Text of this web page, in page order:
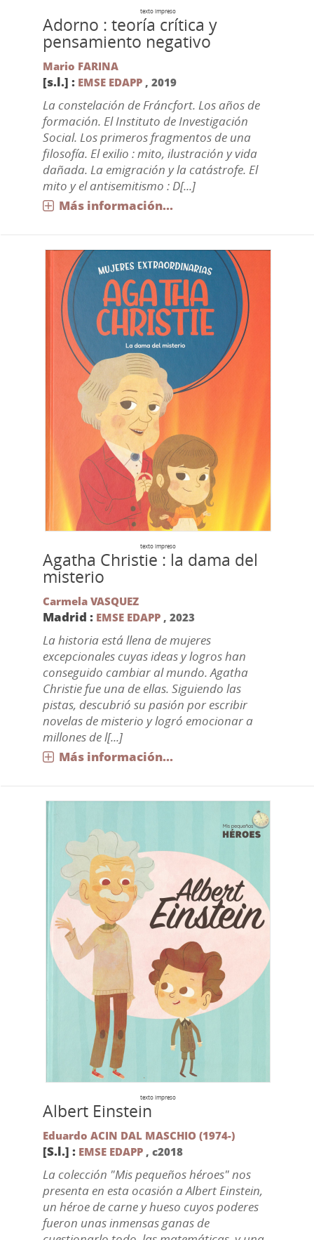
texto impreso
Adorno : teoría crítica y
pensamiento negativo
Mario FARINA
[s.l.] : EMSE EDAPP, 2019
La constelación de Fráncfort. Los años de
formación. El Instituto de Investigación
Social. Los primeros fragmentos de una
filosofía. El exilio : mito, ilustración y vida
dañada. La emigración y la catástrofe. El
mito y el antisemitismo : D[...]
Más información...
texto impreso
Agatha Christie : la dama del
misterio
Carmela VASQUEZ
Madrid : EMSE EDAPP, 2023
La historia está llena de mujeres
excepcionales cuyas ideas y logros han
conseguido cambiar al mundo. Agatha
Christie fue una de ellas. Siguiendo las
pistas, descubrió su pasión por escribir
novelas de misterio y logró emocionar a
millones de l[...]
Más información...
texto impreso
Albert Einstein
Eduardo ACIN DAL MASCHIO (1974-)
[S.l.] : EMSE EDAPP, c2018
La colección "Mis pequeños héroes" nos
presenta en esta ocasión a Albert Einstein,
un héroe de carne y hueso cuyos poderes
fueron unas inmensas ganas de